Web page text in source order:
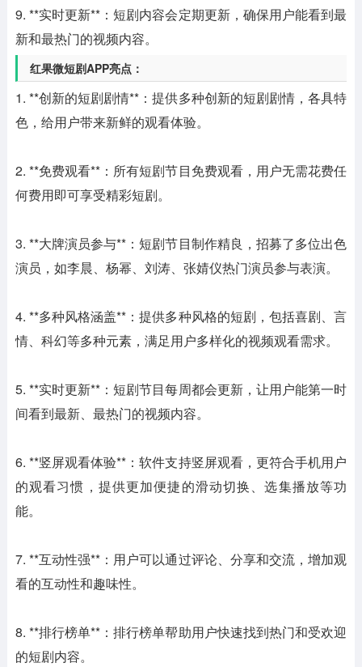
9. **实时更新**：短剧内容会定期更新，确保用户能看到最
新和最热门的视频内容。
红果微短剧APP亮点：
1. **创新的短剧剧情**：提供多种创新的短剧剧情，各具特
色，给用户带来新鲜的观看体验。
2. **免费观看**：所有短剧节目免费观看，用户无需花费任
何费用即可享受精彩短剧。
3. **大牌演员参与**：短剧节目制作精良，招募了多位出色
演员，如李晨、杨幂、刘涛、张婧仪热门演员参与表演。
4. **多种风格涵盖**：提供多种风格的短剧，包括喜剧、言
情、科幻等多种元素，满足用户多样化的视频观看需求。
5. **实时更新**：短剧节目每周都会更新，让用户能第一时
间看到最新、最热门的视频内容。
6. **竖屏观看体验**：软件支持竖屏观看，更符合手机用户
的观看习惯，提供更加便捷的滑动切换、选集播放等功
能。
7. **互动性强**：用户可以通过评论、分享和交流，增加观
看的互动性和趣味性。
8. **排行榜单**：排行榜单帮助用户快速找到热门和受欢迎
的短剧内容。